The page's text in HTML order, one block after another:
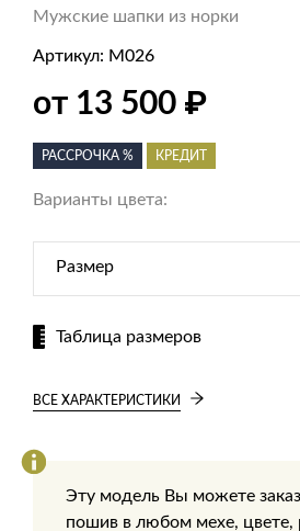
Мужские шапки из норки
Артикул: M026
от 13 500 ₽
РАССРОЧКА % КРЕДИТ
Варианты цвета:
Размер
Таблица размеров
ВСЕ ХАРАКТЕРИСТИКИ
Эту модель Вы можете
пошив в любом мехе, цвете,